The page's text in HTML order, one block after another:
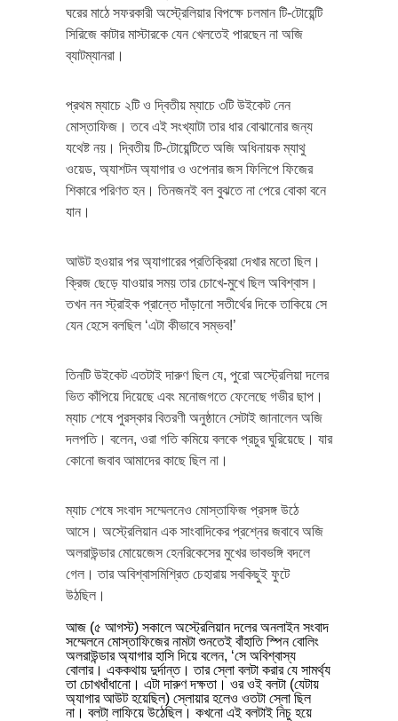
ঘরের মাঠে সফরকারী অস্ট্রেলিয়ার বিপক্ষে চলমান টি-টোয়েন্টি
সিরিজে কাটার মাস্টারকে যেন খেলতেই পারছেন না অজি
ব্যাটম্যানরা।
প্রথম ম্যাচে ২টি ও দ্বিতীয় ম্যাচে ৩টি উইকেট নেন
মোস্তাফিজ। তবে এই সংখ্যাটা তার ধার বোঝানোর জন্য
যথেষ্ট নয়। দ্বিতীয় টি-টোয়েন্টিতে অজি অধিনায়ক ম্যাথু
ওয়েড, অ্যাশটন অ্যাগার ও ওপেনার জস ফিলিপে ফিজের
শিকারে পরিণত হন। তিনজনই বল বুঝতে না পেরে বোকা বনে
যান।
আউট হওয়ার পর অ্যাগারের প্রতিক্রিয়া দেখার মতো ছিল।
ক্রিজ ছেড়ে যাওয়ার সময় তার চোখে-মুখে ছিল অবিশ্বাস।
তখন নন স্ট্রাইক প্রান্তে দাঁড়ানো সতীর্থের দিকে তাকিয়ে সে
যেন হেসে বলছিল ‘এটা কীভাবে সম্ভব!’
তিনটি উইকেট এতটাই দারুণ ছিল যে, পুরো অস্ট্রেলিয়া দলের
ভিত কাঁপিয়ে দিয়েছে এবং মনোজগতে ফেলেছে গভীর ছাপ।
ম্যাচ শেষে পুরস্কার বিতরণী অনুষ্ঠানে সেটাই জানালেন অজি
দলপতি। বলেন, ওরা গতি কমিয়ে বলকে প্রচুর ঘুরিয়েছে। যার
কোনো জবাব আমাদের কাছে ছিল না।
ম্যাচ শেষে সংবাদ সম্মেলনেও মোস্তাফিজ প্রসঙ্গ উঠে
আসে। অস্ট্রেলিয়ান এক সাংবাদিকের প্রশ্নের জবাবে অজি
অলরাউন্ডার মোয়েজেস হেনরিকেসের মুখের ভাবভঙ্গি বদলে
গেল। তার অবিশ্বাসমিশ্রিত চেহারায় সবকিছুই ফুটে
উঠছিল।
আজ (৫ আগস্ট) সকালে অস্ট্রেলিয়ান দলের অনলাইন সংবাদ
সম্মেলনে মোস্তাফিজের নামটা শুনতেই বাঁহাতি স্পিন বোলিং
অলরাউন্ডার অ্যাগার হাসি দিয়ে বলেন, ‘সে অবিশ্বাস্য
বোলার। এককথায় দুর্দান্ত। তার স্লো বলটা করার যে সামর্থ্য
তা চোখধাঁধানো। এটা দারুণ দক্ষতা। ওর ওই বলটা (যেটায়
অ্যাগার আউট হয়েছিল) স্লোয়ার হলেও ওতটা স্লো ছিল
না। বলটা লাফিয়ে উঠেছিল। কখনো এই বলটাই নিচু হয়ে